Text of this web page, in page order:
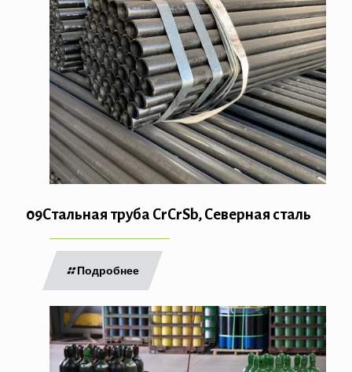
09Стальная труба CrCrSb, Северная сталь
Подробнее